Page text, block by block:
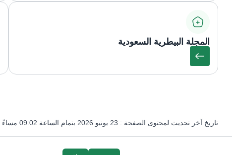
المجلة البيطرية السعودية
تاريخ آخر تحديث لمحتوى الصفحة : 23 يونيو 2026 بتمام الساعة 09:02 مساءً